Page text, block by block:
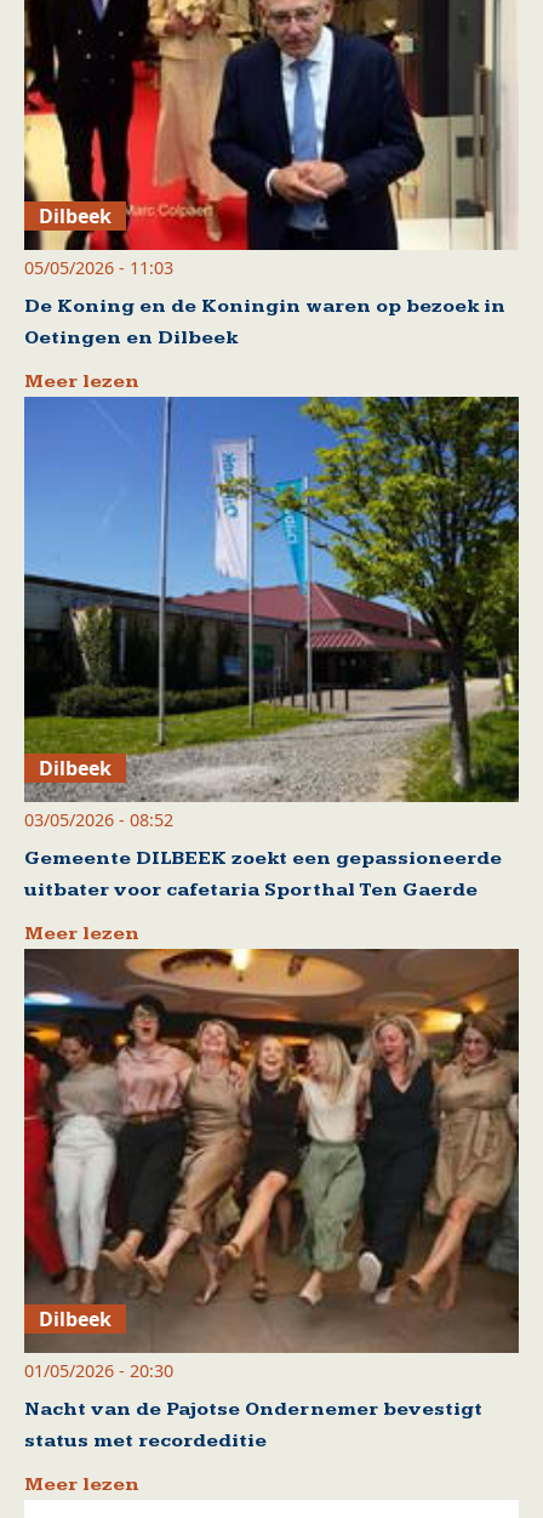
Dilbeek
05/05/2026 - 11:03
De Koning en de Koningin waren op bezoek in
Oetingen en Dilbeek
Meer lezen
Dilbeek
03/05/2026 - 08:52
Gemeente DILBEEK zoekt een gepassioneerde
uitbater voor cafetaria Sporthal Ten Gaerde
Meer lezen
Dilbeek
01/05/2026 - 20:30
Nacht van de Pajotse Ondernemer bevestigt
status met recordeditie
Meer lezen